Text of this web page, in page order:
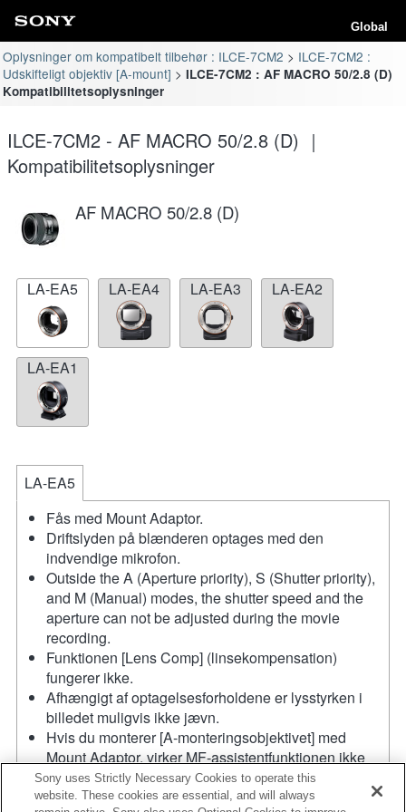
Global
Oplysninger om kompatibelt tilbehør : ILCE-7CM2
ILCE-7CM2 :
Udskifteligt objektiv [A-mount]
ILCE-7CM2 : AF MACRO 50/2.8 (D)
Kompatibilitetsoplysninger
ILCE-7CM2 - AF MACRO 50/2.8 (D) ｜
Kompatibilitetsoplysninger
AF MACRO 50/2.8 (D)
LA-EA5 LA-EA4 LA-EA3 LA-EA2
LA-EA1
LA-EA5
Fås med Mount Adaptor.
Driftslyden på blænderen optages med den
indvendige mikrofon.
Outside the A (Aperture priority), S (Shutter priority),
and M (Manual) modes, the shutter speed and the
aperture can not be adjusted during the movie
recording.
Funktionen [Lens Comp] (linsekompensation)
fungerer ikke.
Afhængigt af optagelsesforholdene er lysstyrken i
billedet muligvis ikke jævn.
Hvis du monterer [A-monteringsobjektivet] med
Mount Adaptor, virker MF-assistentfunktionen ikke
automatisk, når du drejer fokusringen. Du kan
forstørre billedet ved at vælge funktionen [Focus
Sony uses Strictly Necessary Cookies to operate this
website. These cookies are essential, and will always